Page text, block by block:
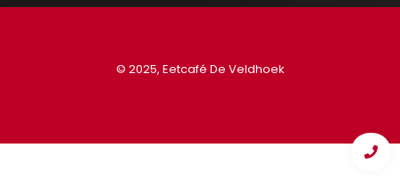
© 2025, Eetcafé De Veldhoek